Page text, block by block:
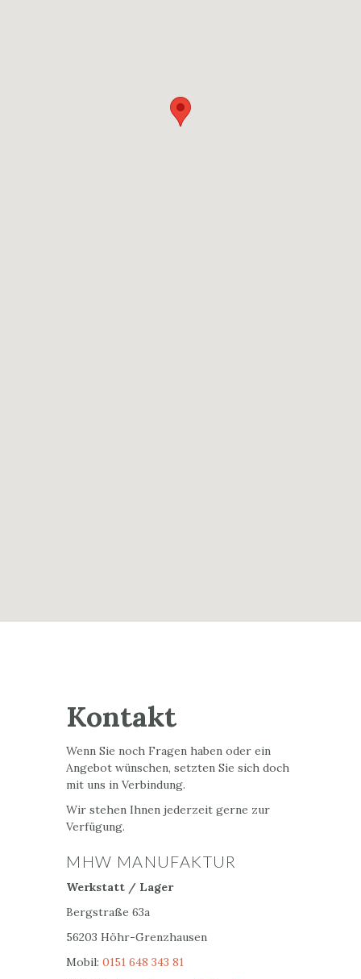
Kontakt
Wenn Sie noch Fragen haben oder ein
Angebot wünschen, setzten Sie sich doch
mit uns in Verbindung.
Wir stehen Ihnen jederzeit gerne zur
Verfügung.
MHW MANUFAKTUR
Werkstatt / Lager
Bergstraße 63a
56203 Höhr-Grenzhausen
Mobil:0151 648 343 81